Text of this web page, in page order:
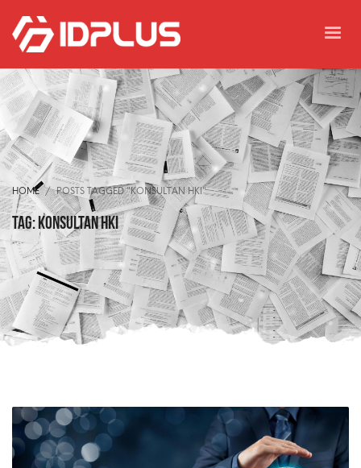
HOME POSTS TAGGED "KONSULTAN HKI"
Tag: konsultan hki